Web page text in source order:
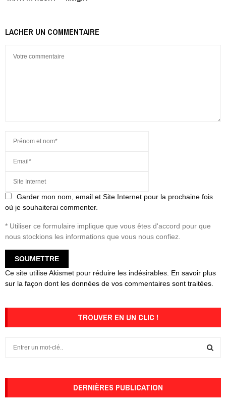
LACHER UN COMMENTAIRE
Garder mon nom, email et Site Internet pour la prochaine fois
où je souhaiterai commenter.
* Utiliser ce formulaire implique que vous êtes d'accord pour que
nous stockions les informations que vous nous confiez.
Ce site utilise Akismet pour réduire les indésirables. En savoir plus
sur la façon dont les données de vos commentaires sont traitées
TROUVER EN UN CLIC !
DERNIÈRES PUBLICATION